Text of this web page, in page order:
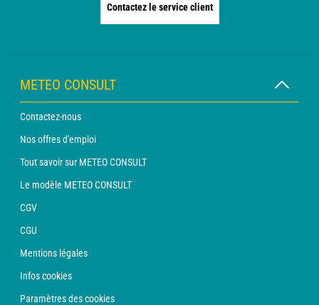
Contactez le service client
METEO CONSULT
Contactez-nous
Nos offres d'emploi
Tout savoir sur METEO CONSULT
Le modèle METEO CONSULT
CGV
CGU
Mentions légales
Infos cookies
Paramètres des cookies